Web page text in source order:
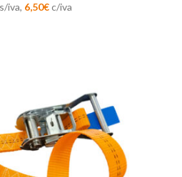
s/iva, 6,50€c/iva